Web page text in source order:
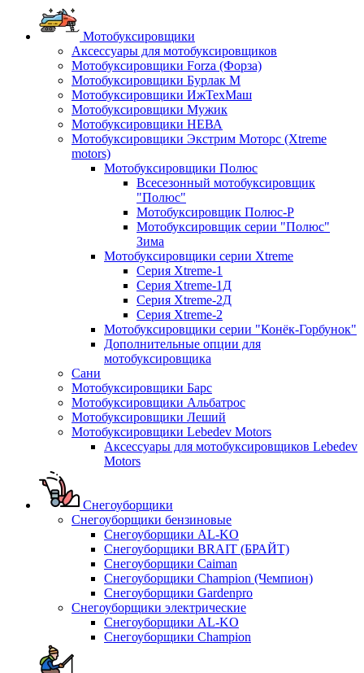
Мотобуксировщики
Аксессуары для мотобуксировщиков
Мотобуксировщики Forza (Форза)
Мотобуксировщики Бурлак М
Мотобуксировщики ИжТехМаш
Мотобуксировщики Мужик
Мотобуксировщики НЕВА
Мотобуксировщики Экстрим Моторс (Xtreme
motors)
Мотобуксировщики Полюс
Всесезонный мотобуксировщик
"Полюс"
Мотобуксировщик Полюс-Р
Мотобуксировщик серии "Полюс"
Зима
Мотобуксировщики серии Xtreme
Серия Xtreme-1
Серия Xtreme-1Д
Серия Xtreme-2Д
Серия Xtreme-2
Мотобуксировщики серии "Конёк-Горбунок"
Дополнительные опции для
мотобуксировщика
Сани
Мотобуксировщики Барс
Мотобуксировщики Альбатрос
Мотобуксировщики Леший
Мотобуксировщики Lebedev Motors
Аксессуары для мотобуксировщиков Lebedev
Motors
Снегоуборщики
Снегоуборщики бензиновые
Снегоуборщики AL-KO
Снегоуборщики BRAIT (БРАЙТ)
Снегоуборщики Caiman
Снегоуборщики Champion (Чемпион)
Снегоуборщики Gardenpro
Снегоуборщики электрические
Снегоуборщики AL-KO
Снегоуборщики Champion